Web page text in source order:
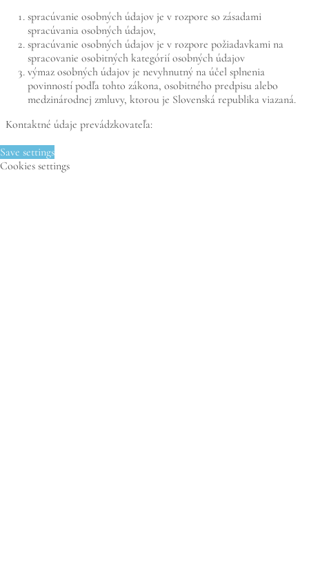
spracúvanie osobných údajov je v rozpore so zásadami
spracúvania osobných údajov,
spracúvanie osobných údajov je v rozpore požiadavkami na
spracovanie osobitných kategórií osobných údajov
výmaz osobných údajov je nevyhnutný na účel splnenia
povinností podľa tohto zákona, osobitného predpisu alebo
medzinárodnej zmluvy, ktorou je Slovenská republika viazaná.
Kontaktné údaje prevádzkovateľa:
Save settings
Cookies settings